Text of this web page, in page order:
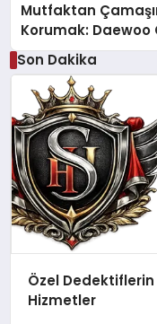
Mutfaktan
Korumak: Daewoo
Destek Deneyimi
Son Dakika
Özel
Hizmetler